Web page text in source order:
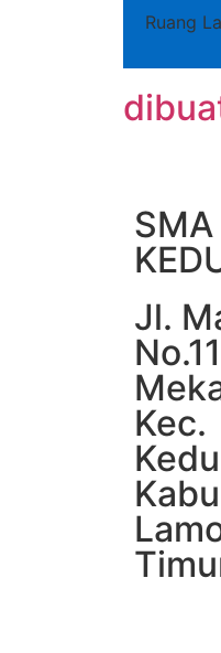
Ruang
SMA
Jl.
Kec.